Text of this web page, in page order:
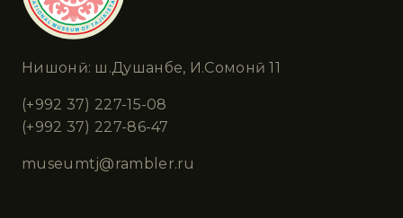
Нишонӣ: ш.Душанбе, И.Сомонӣ 11
(+992 37) 227-15-08
(+992 37) 227-86-47
museumtj@rambler.ru